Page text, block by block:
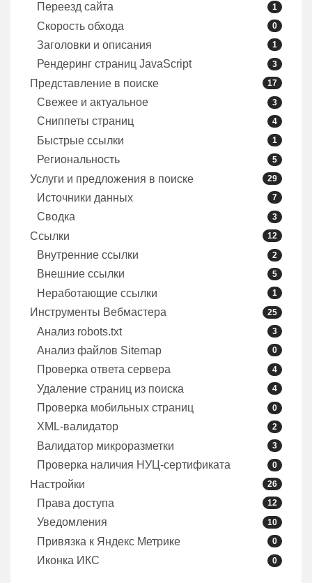
Переезд сайта 1
Скорость обхода 0
Заголовки и описания 1
Рендеринг страниц JavaScript 3
Представление в поиске 17
Свежее и актуальное 3
Сниппеты страниц 4
Быстрые ссылки 1
Региональность 5
Услуги и предложения в поиске 29
Источники данных 7
Сводка 3
Ссылки 12
Внутренние ссылки 2
Внешние ссылки 5
Неработающие ссылки 1
Инструменты Вебмастера 25
Анализ robots.txt 3
Анализ файлов Sitemap 0
Проверка ответа сервера 4
Удаление страниц из поиска 4
Проверка мобильных страниц 0
XML-валидатор 2
Валидатор микроразметки 3
Проверка наличия НУЦ-сертификата 0
Настройки 26
Права доступа 12
Уведомления 10
Привязка к Яндекс Метрике 0
Иконка ИКС 0